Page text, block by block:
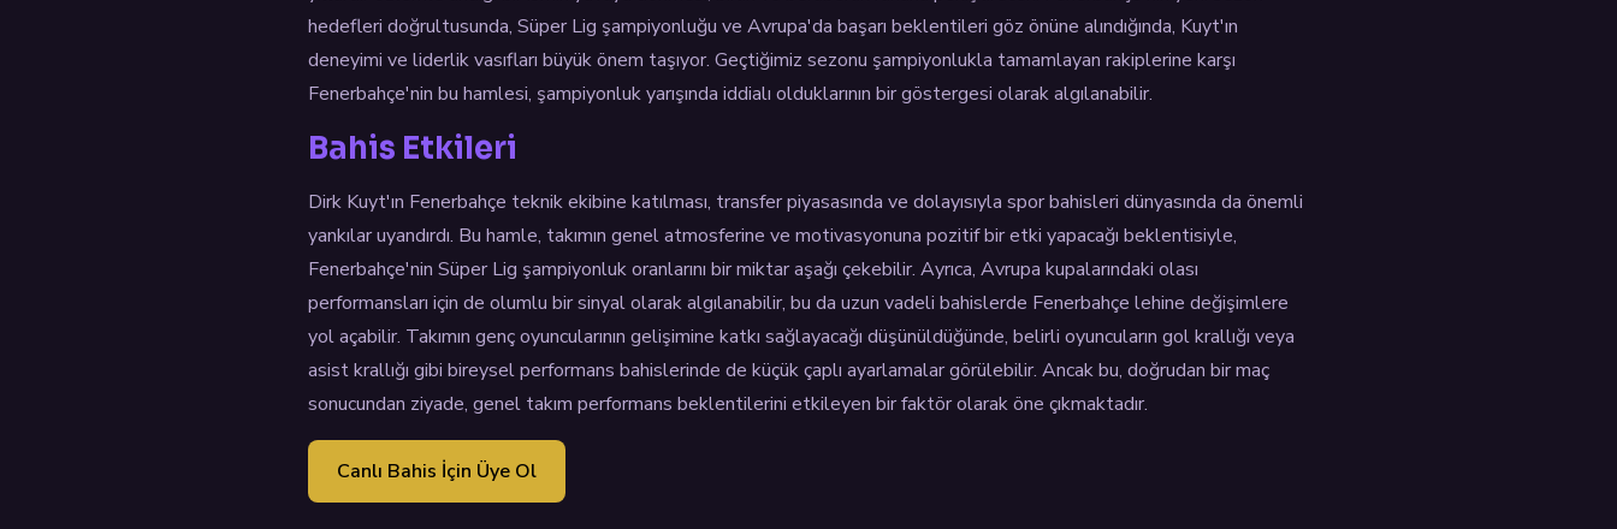
hedefleri doğrultusunda, Süper Lig şampiyonluğu ve Avrupa'da başarı beklentileri göz önüne alındığında, Kuyt'ın
deneyimi ve liderlik vasıfları büyük önem taşıyor. Geçtiğimiz sezonu şampiyonlukla tamamlayan rakiplerine karşı
Fenerbahçe'nin bu hamlesi, şampiyonluk yarışında iddialı olduklarının bir göstergesi olarak algılanabilir.
Bahis Etkileri
Dirk Kuyt'ın Fenerbahçe teknik ekibine katılması, transfer piyasasında ve dolayısıyla spor bahisleri dünyasında da önemli
yankılar uyandırdı. Bu hamle, takımın genel atmosferine ve motivasyonuna pozitif bir etki yapacağı beklentisiyle,
Fenerbahçe'nin Süper Lig şampiyonluk oranlarını bir miktar aşağı çekebilir. Ayrıca, Avrupa kupalarındaki olası
performansları için de olumlu bir sinyal olarak algılanabilir, bu da uzun vadeli bahislerde Fenerbahçe lehine değişimlere
yol açabilir. Takımın genç oyuncularının gelişimine katkı sağlayacağı düşünüldüğünde, belirli oyuncuların gol krallığı veya
asist krallığı gibi bireysel performans bahislerinde de küçük çaplı ayarlamalar görülebilir. Ancak bu, doğrudan bir maç
sonucundan ziyade, genel takım performans beklentilerini etkileyen bir faktör olarak öne çıkmaktadır.
Canlı Bahis İçin Üye Ol